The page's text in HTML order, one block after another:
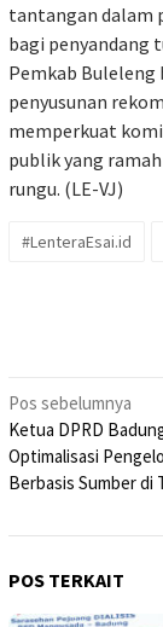
tantangan dalam
bagi penyandang
Pemkab
penyusunan
memperkuat
publik yang
rungu. (LE-VJ)
#LenteraEsai.id
Navigasi
pos
Pos sebelumnya
Ketua DPRD
Optimalisasi
Berbasis Sumber di
POS TERKAIT